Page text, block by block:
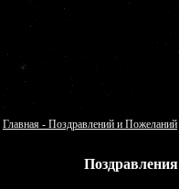
Главная - Поздравлений и Пожеланий
Поздравления